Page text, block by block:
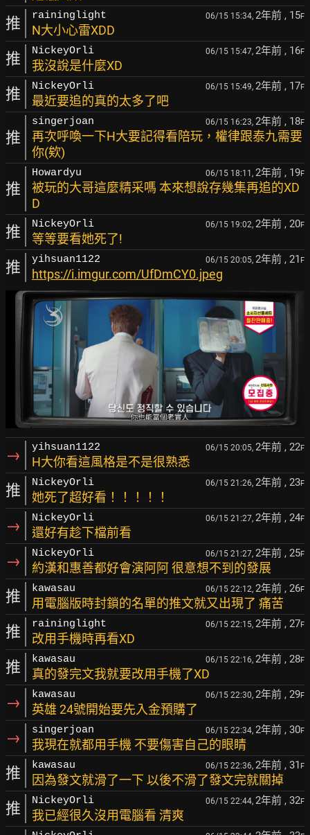
推 raininglight 06/15 15:34, 2年前 , 15F
N大小心雷XDD
推 NickeyOrli 06/15 15:47, 2年前 , 16F
我沒說是什麼XD
推 NickeyOrli 06/15 15:49, 2年前 , 17F
最近要追的真的太多了吧
推
singerjoan 06/15 16:23, 2年前 , 18F
再次呼喚一下H大要記得看陪玩，權律跟泰九需要
你(欸)
推
Howardyu 06/15 18:11, 2年前 , 19F
被玩的大哥這麼精采嗎 本來想說存幾集再追的XD
D
推 NickeyOrli 06/15 19:02, 2年前 , 20F
等等要看她死了!
推 yihsuan1122 06/15 20:05, 2年前 , 21 F
https://i.imgur.com/UfDmCY0.jpeg
→ yihsuan1122 06/15 20:05, 2年前 , 22F
H大你看這風格是不是很熟悉
推 NickeyOrli 06/15 21:26, 2年前 , 23F
她死了超好看！！！！！
→ NickeyOrli 06/15 21:27, 2年前 , 24F
還好有趁下檔前看
→ NickeyOrli 06/15 21:27, 2年前 , 25F
約漢和惠善都好會演阿阿 很意想不到的發展
推 kawasau 06/15 22:12, 2年前 , 26F
用電腦版時封鎖的名單的推文就又出現了 痛苦
推 raininglight 06/15 22:15, 2年前 , 27F
改用手機時再看XD
推 kawasau 06/15 22:16, 2年前 , 28F
真的發完文我就要改用手機了XD
→ kawasau 06/15 22:30, 2年前 , 29F
英雄 24號開始要先入金預購了
→ singerjoan 06/15 22:34, 2年前 , 30F
我現在就都用手機 不要傷害自己的眼睛
推 kawasau 06/15 22:36, 2年前 , 31 F
因為發文就滑了一下 以後不滑了發文完就關掉
推 NickeyOrli 06/15 22:44, 2年前 , 32F
我已經很久沒用電腦看 清爽